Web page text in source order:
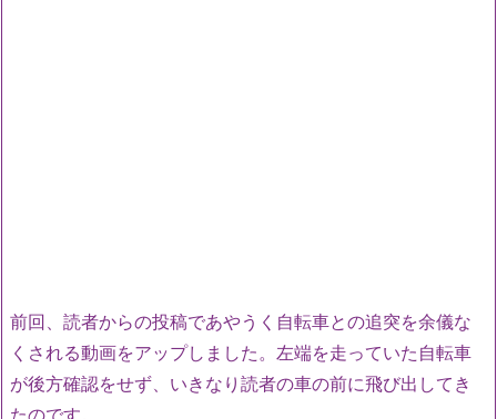
前回、読者からの投稿であやうく自転車との追突を余儀な
くされる動画をアップしました。左端を走っていた自転車
が後方確認をせず、いきなり読者の車の前に飛び出してき
たのです。